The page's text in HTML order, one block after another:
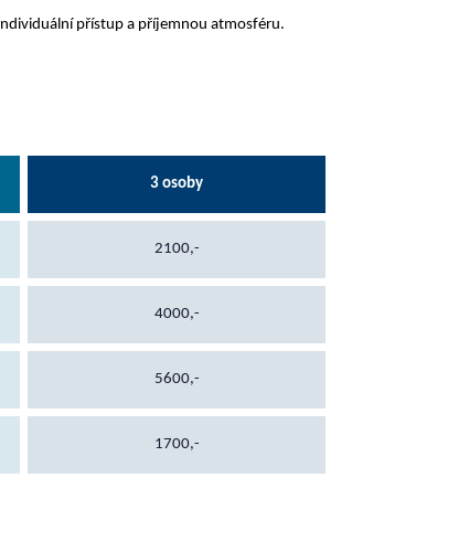
přístup a příjemnou atmosféru.
3 osoby
2100,-
4000,-
5600,-
1700,-